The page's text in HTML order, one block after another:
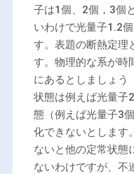
子は1個、2個，3個
いわけで光量子1.2
す。表題の断熱定理
す。物理的な系が時
にあるとしましょう
状態は例えば光量子
態（例えば光量子3
化できないとします
ないと他の定常状態
ないわけですが、不